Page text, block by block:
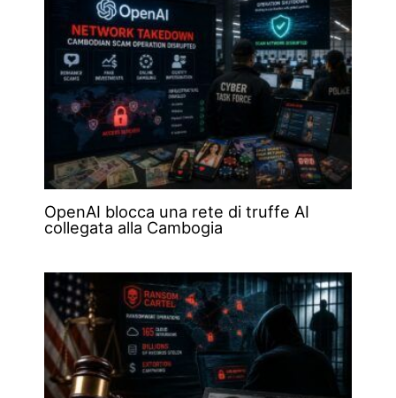
OpenAI blocca una rete di truffe AI
collegata alla Cambogia